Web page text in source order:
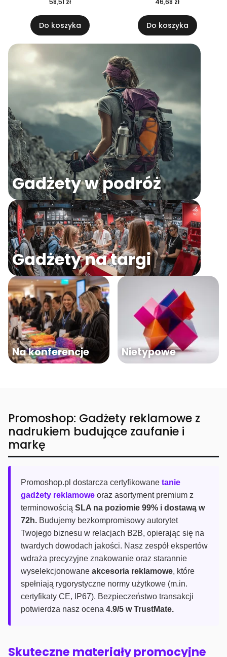
58,51 zł
Do koszyka
46,68 zł
Do koszyka
Gadżety w podróż
Gadżety na targi
Na konferencje Nietypowe
Promoshop: Gadżety reklamowe z
nadrukiem budujące zaufanie i
markę
Promoshop.pl dostarcza certyfikowane tanie
gadżety reklamowe oraz asortyment premium z
terminowością SLA na poziomie 99% i dostawą w
72h. Budujemy bezkompromisowy autorytet
Twojego biznesu w relacjach B2B, opierając się na
twardych dowodach jakości. Nasz zespół ekspertów
wdraża precyzyjne znakowanie oraz starannie
wyselekcjonowane akcesoria reklamowe, które
spełniają rygorystyczne normy użytkowe (m.in.
certyfikaty CE, IP67). Bezpieczeństwo transakcji
potwierdza nasz ocena 4.9/5 w TrustMate.
Skuteczne materiały promocyjne